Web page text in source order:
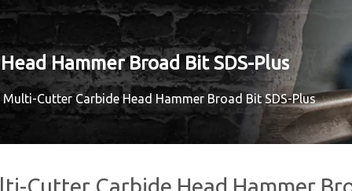
Hammer Broad Bit SDS-Plus
Multi-Cutter Carbide Head Hammer Broad Bit SDS-Plus
Cutter Carbide Head Hammer